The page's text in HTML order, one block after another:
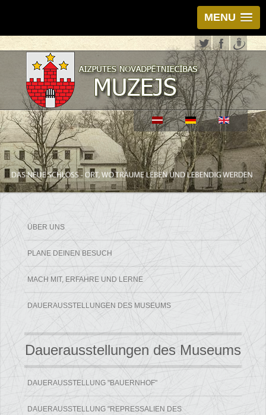
MENU
ÜBER UNS
PLANE DEINEN BESUCH
MACH MIT, ERFAHRE UND LERNE
DAUERAUSSTELLUNGEN DES MUSEUMS
Dauerausstellungen des Museums
DAUERAUSSTELLUNG "BAUERNHOF"
DAUERAUSSTELLUNG "REPRESSALIEN DES